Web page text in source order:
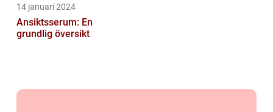
14 januari 2024
Ansiktsserum: En
grundlig översikt